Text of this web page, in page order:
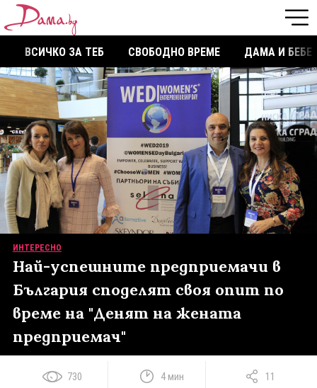
ВСИЧКО ЗА ТЕБ СВОБОДНО ВРЕМЕ ДАМА И БЕБЕ
ИНТЕРЕСНО
Най-успешните предприемачи в
България споделят своя опит по
време на "Денят на жената
предприемач"
730 4 мин 11